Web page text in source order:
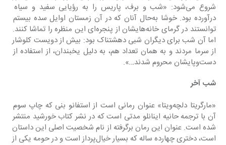
شروع می‌شود: «شب و برف، پاریس را به رؤیایی سفید و سیاه
درآورده بود. خوشا به‌حال آنان ‌که در آن زمستان اوایل سده بیستم
توانستند در گرمای خانه‌هایشان از پنجره‌ای این منظره را تماشا کنند.
اما آن شب برای دیگران شبی دهشتناک بود: بیش از دویست کلوشار
از سرما مردند و به‌ همان تعداد هم، به دلیل یخبندان، از استفاده از
دست‌وپایشان محروم شدند…».
شب آخر
«مارگریتا دلچه‌ویتا» عنوان رمانی است از استفانو بنی که چاپ سوم
آن با ترجمه حانیه اینانلو مدتی است که در نشر کتاب خورشید منتشر
شده است. عنوان این رمان برگرفته از نام شخصیت اصلی این داستان
است، دختری چهارده ساله که بسیار خیال‌پرداز است و در حومه یکی از